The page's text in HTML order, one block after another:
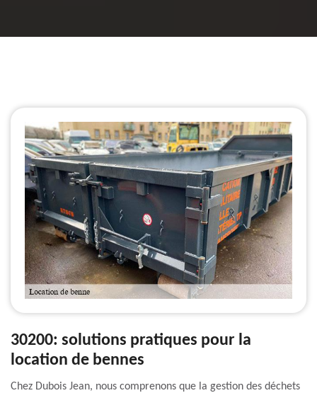
30200: solutions pratiques pour la
location de bennes
Chez Dubois Jean, nous comprenons que la gestion des déchets